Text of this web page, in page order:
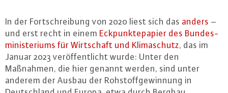
In der Fort­schrei­bung von 2020 liest sich das anders –
und erst recht in einem Eck­punk­te­pa­pier des Bun­des­
mi­nis­te­ri­ums für Wirt­schaft und Kli­ma­schutz, das im
Januar 2023 ver­öf­fent­licht wurde: Unter den
Maßnahmen, die hier genannt werden, sind unter
anderem der Ausbau der Roh­stoff­ge­win­nung in